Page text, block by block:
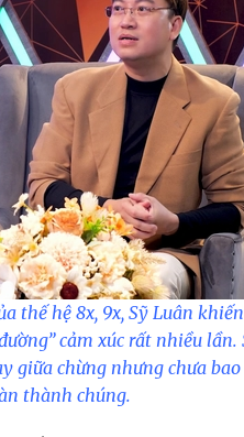
thế hệ 8x, 9x, Sỹ Luân
cảm xúc rất nhiều lần.
giữa chừng nhưng chưa
thành chúng.